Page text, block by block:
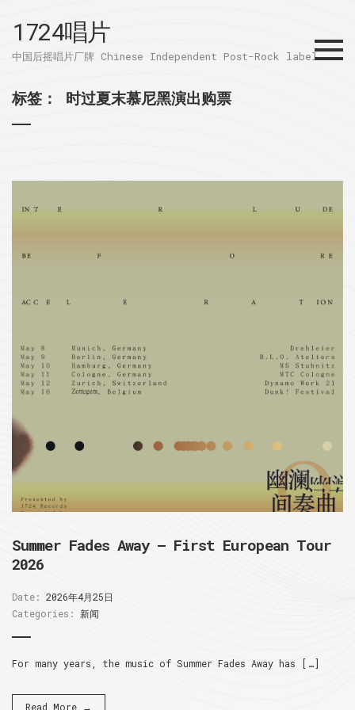
1724唱片
中国后摇唱片厂牌 Chinese Independent Post-Rock label
Menu
标签： 时过夏末慕尼黑演出购票
Summer Fades Away – First European Tour
2026
Date: 2026年4月25日
Categories: 新闻
For many years, the music of Summer Fades Away has […]
Read More →